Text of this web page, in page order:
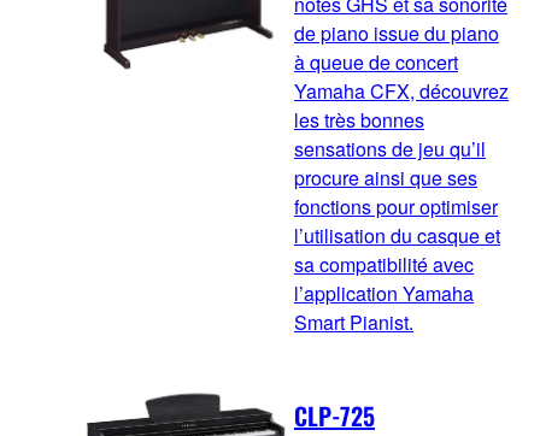
de piano issue du piano
à queue de concert
Yamaha CFX, découvrez
les très bonnes
sensations de jeu qu’il
procure ainsi que ses
fonctions pour optimiser
l’utilisation du casque et
sa compatibilité avec
l’application Yamaha
Smart Pianist.
CLP-725